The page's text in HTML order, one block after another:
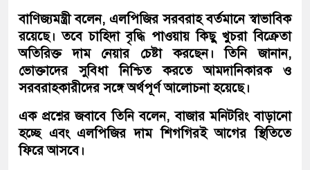
বাণিজ্যমন্ত্রী বলেন, এলপিজির সরবরাহ বর্তমানে স্বাভাবিক
রয়েছে। তবে চাহিদা বৃদ্ধি পাওয়ায় কিছু খুচরা বিক্রেতা
অতিরিক্ত দাম নেয়ার চেষ্টা করছেন। তিনি জানান,
ভোক্তাদের সুবিধা নিশ্চিত করতে আমদানিকারক ও
সরবরাহকারীদের সঙ্গে অর্থপূর্ণ আলোচনা হয়েছে।
এক প্রশ্নের জবাবে তিনি বলেন, বাজার মনিটরিং বাড়ানো
হচ্ছে এবং এলপিজির দাম শিগগিরই আগের স্থিতিতে
ফিরে আসবে।